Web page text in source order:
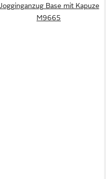
Base mit Kapuze
M9665